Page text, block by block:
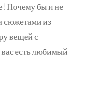
Почему бы и не
сюжетами из
вещей с
есть любимый